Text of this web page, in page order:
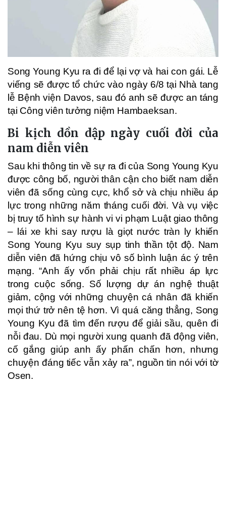
Song Young Kyu ra đi để lại vợ và hai con gái. Lễ
viếng sẽ được tổ chức vào ngày 6/8 tại Nhà tang
lễ Bệnh viện Davos, sau đó anh sẽ được an táng
tại Công viên tưởng niệm Hambaeksan.
Bi kịch dồn dập ngày cuối đời của
nam diễn viên
Sau khi thông tin về sự ra đi của Song Young Kyu
được công bố, người thân cận cho biết nam diễn
viên đã sống cùng cực, khổ sở và chịu nhiều áp
lực trong những năm tháng cuối đời. Và vụ việc
bị truy tố hình sự hành vi vi phạm Luật giao thông
– lái xe khi say rượu là giọt nước tràn ly khiến
Song Young Kyu suy sụp tinh thần tột độ. Nam
diễn viên đã hứng chịu vô số bình luận ác ý trên
mạng. “Anh ấy vốn phải chịu rất nhiều áp lực
trong cuộc sống. Số lượng dự án nghệ thuật
giảm, cộng với những chuyện cá nhân đã khiến
mọi thứ trở nên tệ hơn. Vì quá căng thẳng, Song
Young Kyu đã tìm đến rượu để giải sầu, quên đi
nỗi đau. Dù mọi người xung quanh đã động viên,
cố gắng giúp anh ấy phấn chấn hơn, nhưng
chuyện đáng tiếc vẫn xảy ra”, nguồn tin nói với tờ
Osen.